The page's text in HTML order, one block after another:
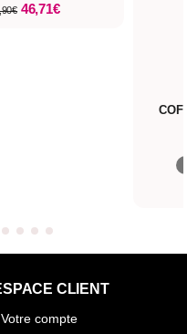
CLIENT
compte